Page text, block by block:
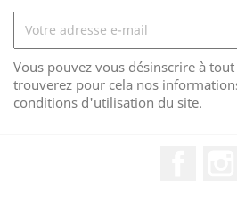
Vous pouvez vous désinscrire à
trouverez pour cela nos
conditions d'utilisation du site.